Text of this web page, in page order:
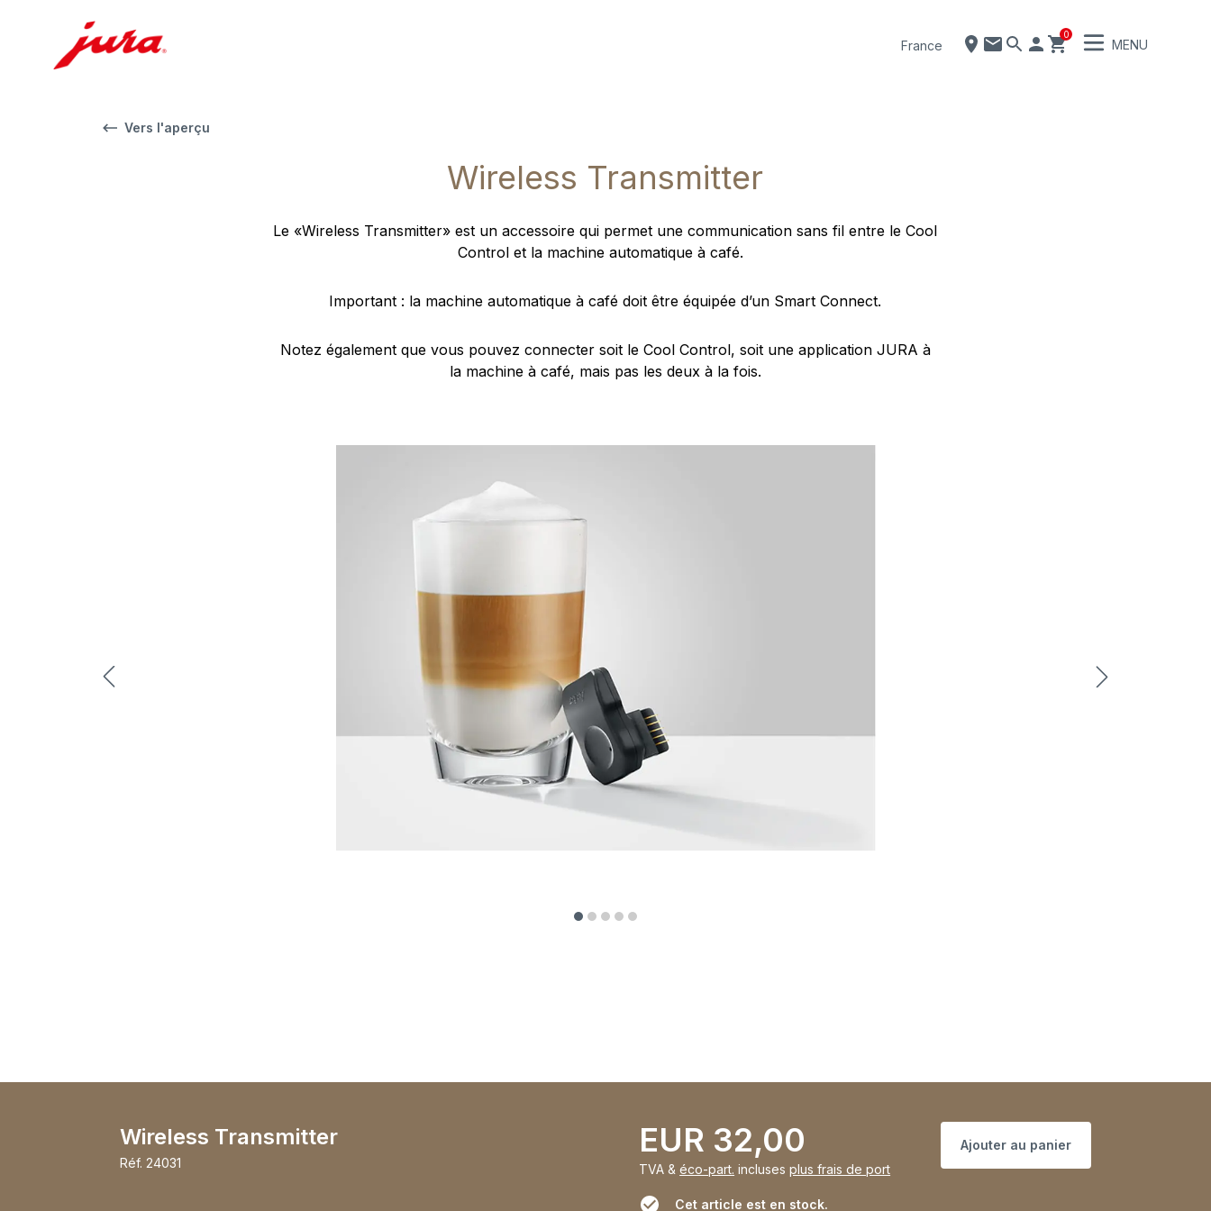
France
0
MENU
Vers l'aperçu
Wireless Transmitter
Le «Wireless Transmitter» est un accessoire qui permet une communication sans fil entre le Cool
Control et la machine automatique à café.
Important : la machine automatique à café doit être équipée d’un Smart Connect.
Notez également que vous pouvez connecter soit le Cool Control, soit une application JURA à
la machine à café, mais pas les deux à la fois.
EUR 32,00
TVA &éco-part. incluses plus frais de port
Ajouter au panier
Cet article est en stock.
Wireless Transmitter
Réf. 24031